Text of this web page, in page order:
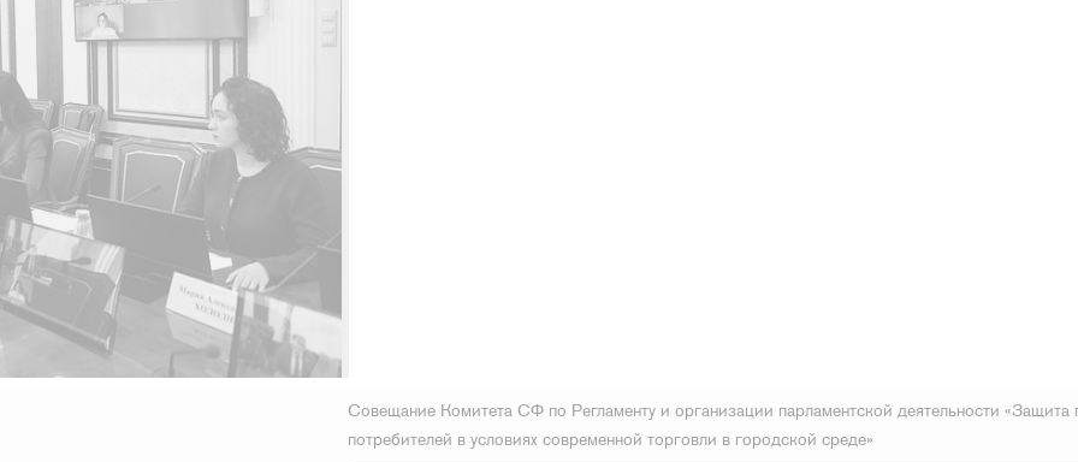
Совещание Комитета СФ по Регламенту и организации парламентской деятельности «Защита
потребителей в условиях современной торговли в городской среде»